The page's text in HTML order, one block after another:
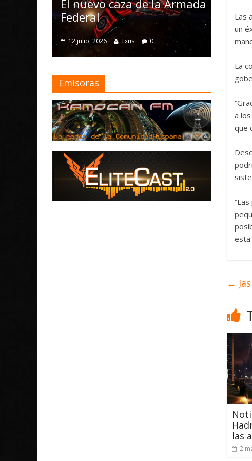
Las
un
La
a
que
esta
←
las
2
caza de la Armada
0
mejoras
4 julio, 2026
Emisoras